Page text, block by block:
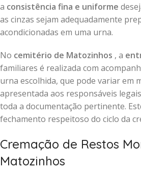
a consistência fina e uniforme
as cinzas sejam adequadamente
acondicionadas em uma urna.
No cemitério de Matozinhos , a
familiares é realizada com
urna escolhida, que pode variar em
apresentada aos responsáveis
toda a documentação pertinente.
fechamento respeitoso do ciclo da
Cremação de Restos
Matozinhos